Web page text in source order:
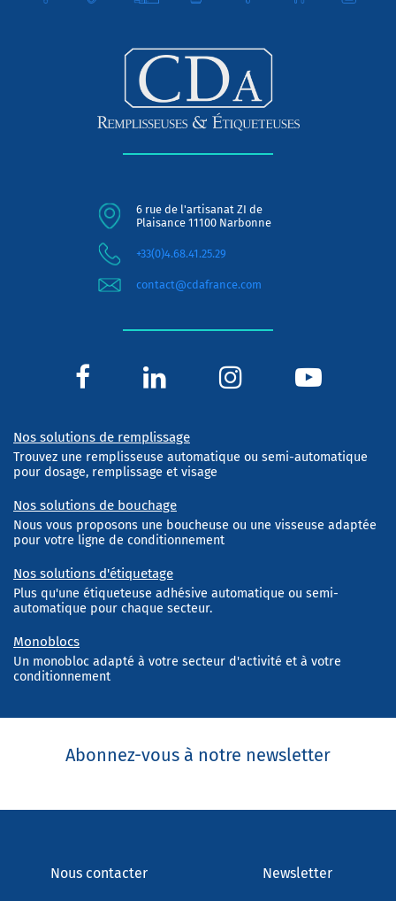
6 rue de l'artisanat ZI de
Plaisance 11100 Narbonne
+33(0)4.68.41.25.29
contact@cdafrance.com
Nos solutions de remplissage
Trouvez une remplisseuse automatique ou semi-automatique
pour dosage, remplissage et visage
Nos solutions de bouchage
Nous vous proposons une boucheuse ou une visseuse adaptée
pour votre ligne de conditionnement
Nos solutions d'étiquetage
Plus qu'une étiqueteuse adhésive automatique ou semi-
automatique pour chaque secteur.
Monoblocs
Un monobloc adapté à votre secteur d'activité et à votre
conditionnement
Abonnez-vous à notre newsletter
Nous contacter Newsletter